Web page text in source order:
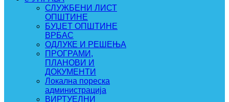
СЛУЖБЕНИ ЛИСТ
ОПШТИНЕ
БУЏЕТ ОПШТИНЕ
ВРБАС
ОДЛУКЕ И РЕШЕЊА
ПРОГРАМИ,
ПЛАНОВИ И
ДОКУМЕНТИ
Локална пореска
администрација
ВИРТУЕЛНИ